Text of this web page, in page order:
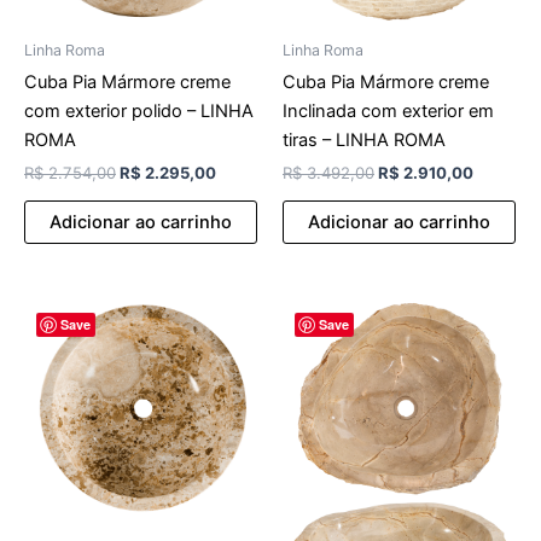
Linha Roma
Cuba Pia Mármore creme
com exterior polido – LINHA
ROMA
R$2.754,00R$ 2.295,00
Adicionar ao carrinho
Linha Roma
Cuba Pia Mármore creme
Inclinada com exterior em
tiras – LINHA ROMA
R$3.492,00R$ 2.910,00
Adicionar ao carrinho
Save
O
preço
original
era:
R$ 3.088,00.
atual
é:
R$ 2.573,00.
Save
O
preço
original
era:
R$ 2.982,00.
preço
atual
é:
R$